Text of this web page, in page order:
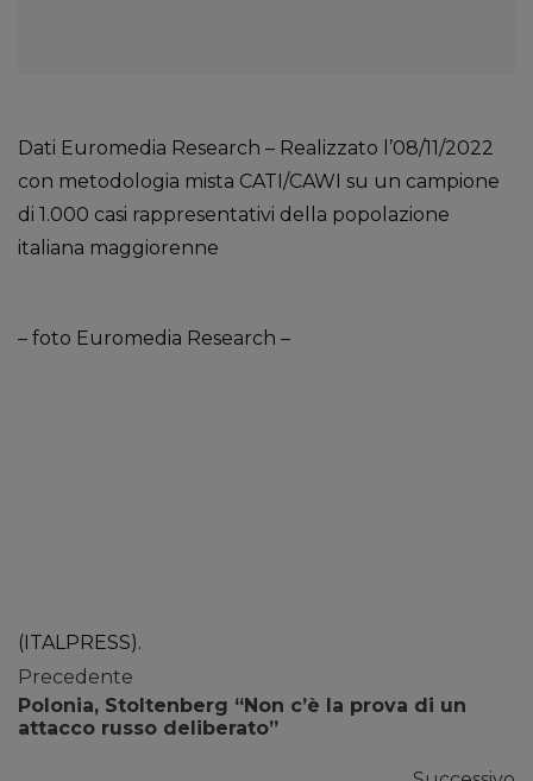
Dati Euromedia Research – Realizzato l’08/11/2022
con metodologia mista CATI/CAWI su un campione
di 1.000 casi rappresentativi della popolazione
italiana maggiorenne
– foto Euromedia Research –
(ITALPRESS).
Precedente
Polonia, Stoltenberg “Non c’è la prova di un
attacco russo deliberato”